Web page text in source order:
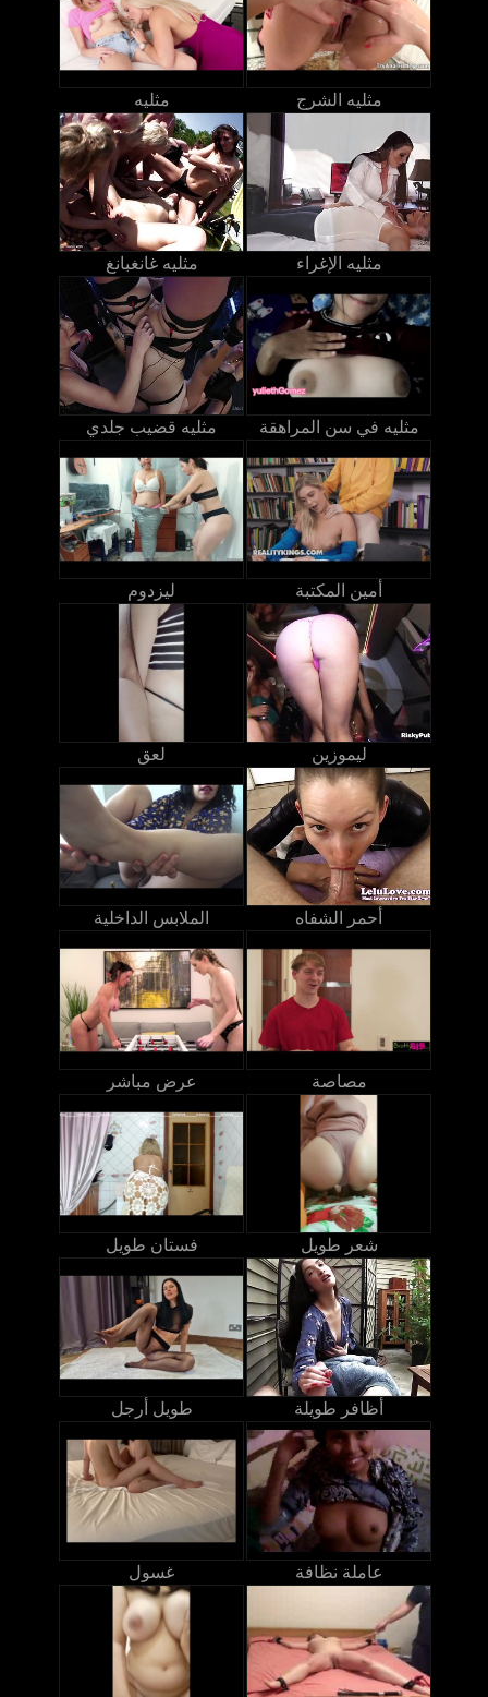
مثليه مثليه الشرج
مثليه غانغبانغ مثليه الإغراء
مثليه قضيب جلدي مثليه في سن المراهقة
ليزدوم أمين المكتبة
لعق ليموزين
الملابس الداخلية أحمر الشفاه
عرض مباشر مصاصة
فستان طويل شعر طويل
طويل أرجل أظافر طويلة
غسول عاملة نظافة